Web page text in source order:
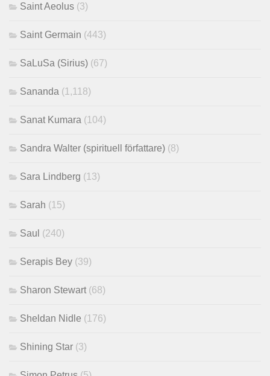
Saint Aeolus (3)
Saint Germain (443)
SaLuSa (Sirius) (67)
Sananda (1,118)
Sanat Kumara (104)
Sandra Walter (spirituell författare) (8)
Sara Lindberg (13)
Sarah (15)
Saul (240)
Serapis Bey (39)
Sharon Stewart (68)
Sheldan Nidle (176)
Shining Star (3)